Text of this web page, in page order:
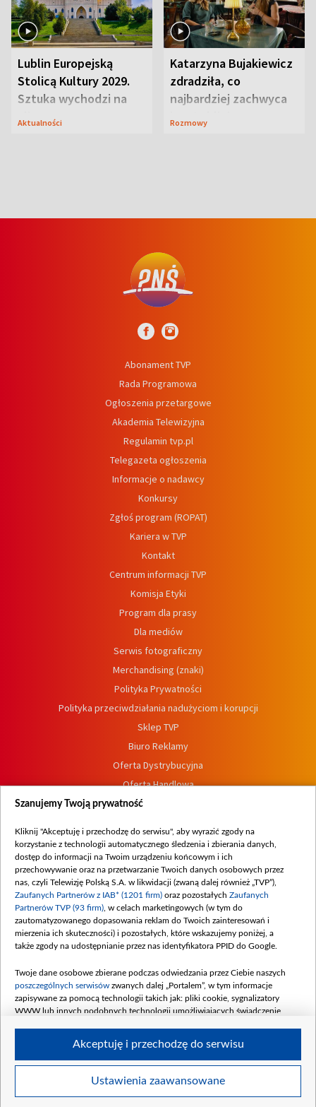
Lublin Europejską
Stolicą Kultury 2029.
Sztuka wychodzi na
ulice
Aktualności
Katarzyna Bujakiewicz
zdradziła, co
najbardziej zachwyca
ją w Lublinie
Rozmowy
Abonament TVP
Rada Programowa
Ogłoszenia przetargowe
Akademia Telewizyjna
Regulamin tvp.pl
Telegazeta ogłoszenia
Informacje o nadawcy
Konkursy
Zgłoś program (ROPAT)
Kariera w TVP
Kontakt
Centrum informacji TVP
Komisja Etyki
Program dla prasy
Dla mediów
Serwis fotograficzny
Merchandising (znaki)
Polityka Prywatności
Polityka przeciwdziałania nadużyciom i korupcji
Sklep TVP
Biuro Reklamy
Oferta Dystrybucyjna
Oferta Handlowa
Dostępność
Procedura zgłoszeń wewnętrznych
© 2026 Telewizja Polska S. A. w likwidacji
Szanujemy Twoją prywatność
Kliknij "Akceptuję i przechodzę do serwisu", aby wyrazić zgody na
korzystanie z technologii automatycznego śledzenia i zbierania danych,
dostęp do informacji na Twoim urządzeniu końcowym i ich
przechowywanie oraz na przetwarzanie Twoich danych osobowych przez
nas, czyli Telewizję Polską S.A. w likwidacji (zwaną dalej również „TVP”),
Zaufanych Partnerów z IAB* (1201 firm) oraz pozostałych Zaufanych
Partnerów TVP (93 firm) , w celach marketingowych (w tym do
zautomatyzowanego dopasowania reklam do Twoich zainteresowań i
mierzenia ich skuteczności) i pozostałych, które wskazujemy poniżej, a
także zgody na udostępnianie przez nas identyfikatora PPID do Google.
Twoje dane osobowe zbierane podczas odwiedzania przez Ciebie naszych
poszczególnych serwisów zwanych dalej „Portalem”, w tym informacje
zapisywane za pomocą technologii takich jak: pliki cookie, sygnalizatory
WWW lub innych podobnych technologii umożliwiających świadczenie
Twoje dane osobowe zbierane podczas odwiedzania przez Ciebie
Ustawienia zaawansowane
Akceptuję i przechodzę do serwisu